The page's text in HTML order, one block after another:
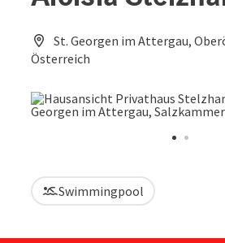
St. Georgen im Attergau,
Österreich
Swimmingpool